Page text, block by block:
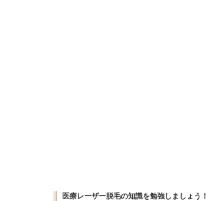
医療レーザー脱毛の知識を勉強しましょう！